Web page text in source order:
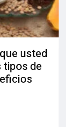
usted
de